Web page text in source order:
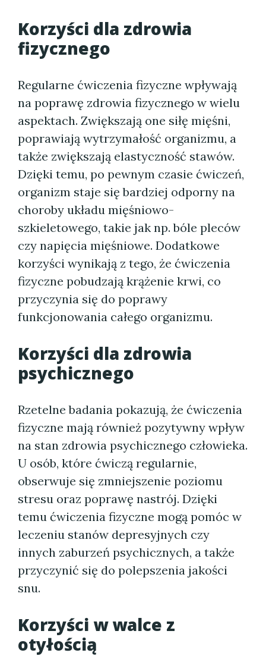
Korzyści dla zdrowia
fizycznego
Regularne ćwiczenia fizyczne wpływają
na poprawę zdrowia fizycznego w wielu
aspektach. Zwiększają one siłę mięśni,
poprawiają wytrzymałość organizmu, a
także zwiększają elastyczność stawów.
Dzięki temu, po pewnym czasie ćwiczeń,
organizm staje się bardziej odporny na
choroby układu mięśniowo-
szkieletowego, takie jak np. bóle pleców
czy napięcia mięśniowe. Dodatkowe
korzyści wynikają z tego, że ćwiczenia
fizyczne pobudzają krążenie krwi, co
przyczynia się do poprawy
funkcjonowania całego organizmu.
Korzyści dla zdrowia
psychicznego
Rzetelne badania pokazują, że ćwiczenia
fizyczne mają również pozytywny wpływ
na stan zdrowia psychicznego człowieka.
U osób, które ćwiczą regularnie,
obserwuje się zmniejszenie poziomu
stresu oraz poprawę nastrój. Dzięki
temu ćwiczenia fizyczne mogą pomóc w
leczeniu stanów depresyjnych czy
innych zaburzeń psychicznych, a także
przyczynić się do polepszenia jakości
snu.
Korzyści w walce z
otyłością